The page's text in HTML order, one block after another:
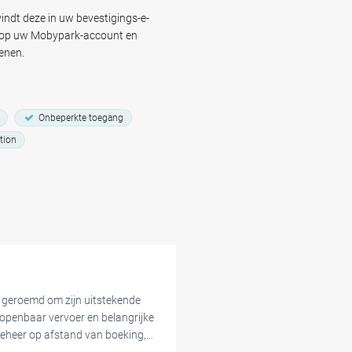
deze in uw bevestigings-e-
uw Mobypark-account en
Onbeperkte toegang
om zijn uitstekende
vervoer en belangrijke
op afstand van boeking,